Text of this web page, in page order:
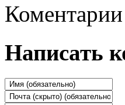
Коментарии
Написать